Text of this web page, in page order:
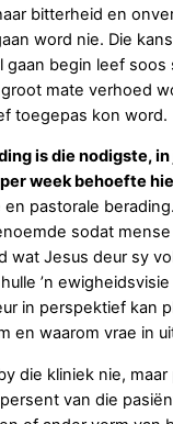
bitterheid en
word nie. Die
gaan begin leef soos
groot mate verhoed
toegepas kon word.
is die nodigste,
week behoefte
en pastorale
sodat
wat Jesus deur sy
’n
in perspektief kan
en waarom vrae in
die kliniek nie,
van die